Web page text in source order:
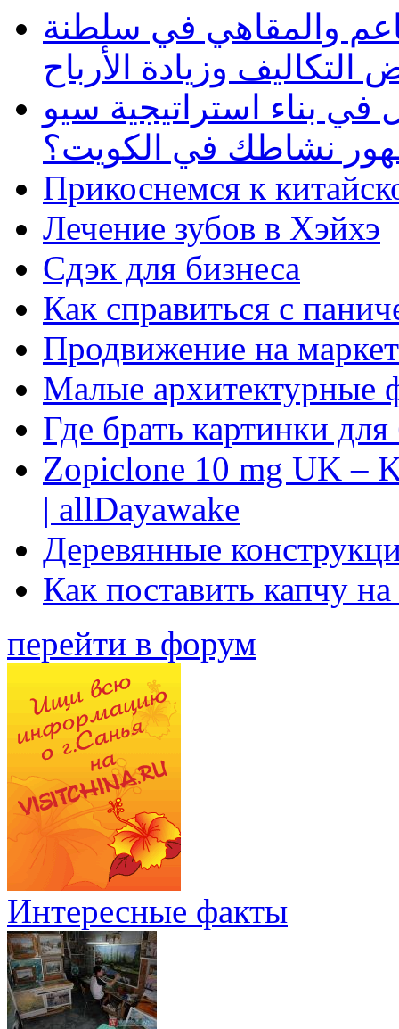
والمقاهي في سلطنة
وزيادة الأرباح
بناء استراتيجية سيو
نشاطك في الكويت؟
Прикоснемся к
Лечение зубов в Хэйхэ
Сдэк для бизнеса
Как справиться с
Продвижение на
Малые архитектурные
Где брать картинки
Zopiclone 10 mg UK –
| allDayawake
Деревянные
Как поставить капчу
перейти в форум
Интересные факты